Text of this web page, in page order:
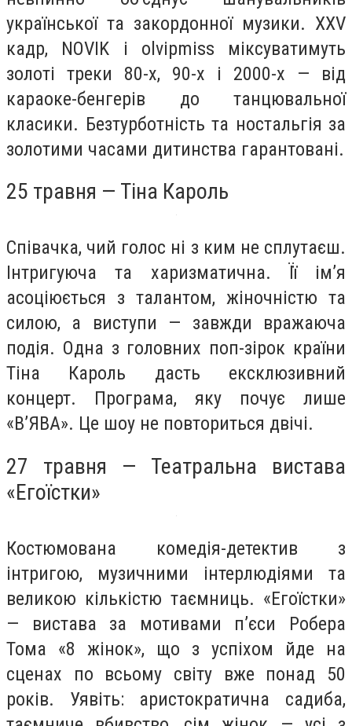
української та закордонної музики. XXV
кадр, NOVIK і olvipmiss міксуватимуть
золоті треки 80-х, 90-х і 2000-х — від
караоке-бенгерів до танцювальної
класики. Безтурботність та ностальгія за
золотими часами дитинства гарантовані.
25 травня — Тіна Кароль
Співачка, чий голос ні з ким не сплутаєш.
Інтригуюча та харизматична. Її ім’я
асоціюється з талантом, жіночністю та
силою, а виступи — завжди вражаюча
подія. Одна з головних поп-зірок країни
Тіна Кароль дасть ексклюзивний
концерт. Програма, яку почує лише
«В’ЯВА». Це шоу не повториться двічі.
27 травня — Театральна вистава
«Егоїстки»
Костюмована комедія-детектив з
інтригою, музичними інтерлюдіями та
великою кількістю таємниць. «Егоїстки»
— вистава за мотивами п’єси Робера
Тома «8 жінок», що з успіхом йде на
сценах по всьому світу вже понад 50
років. Уявіть: аристократична садиба,